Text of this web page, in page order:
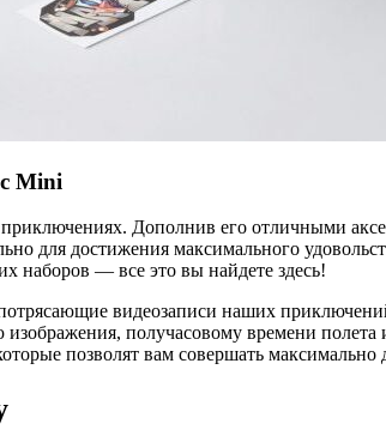
Mini
Дополнив его отличными
для достижения максимального
наборов — все это вы найдете здесь!
видеозаписи наших
изображения, получасовому времени
позволят вам совершать